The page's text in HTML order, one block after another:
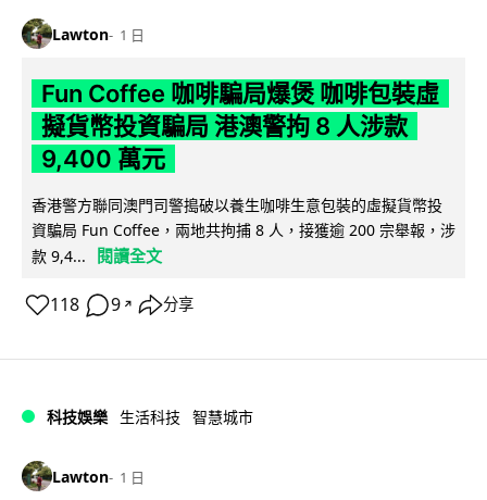
Lawton 1 日
Fun Coffee 咖啡騙局爆煲 咖啡包裝虛
擬貨幣投資騙局 港澳警拘 8 人涉款
9,400 萬元
香港警方聯同澳門司警搗破以養生咖啡生意包裝的虛擬貨幣投
資騙局 Fun Coffee，兩地共拘捕 8 人，接獲逾 200 宗舉報，涉
款 9,4...
閱讀全文
118 9 ↗ 分享
科技娛樂 生活科技 智慧城市
Lawton 1 日